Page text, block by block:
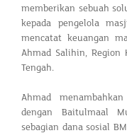
memberikan sebuah
kepada pengelola
mencatat keuangan
Ahmad Salihin, Region
Tengah.
Ahmad
dengan Baitulmaal
sebagian dana sosial